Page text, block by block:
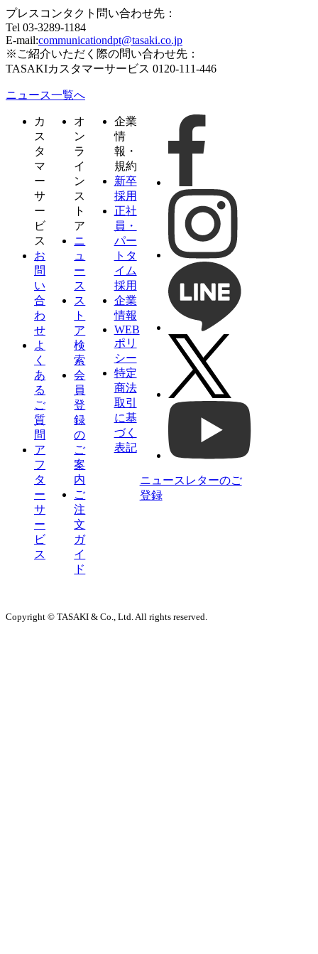
プレスコンタクト問い合わせ先：
Tel 03-3289-1184
E-mail:communicationdpt@tasaki.co.jp
※ご紹介いただく際の問い合わせ先：
TASAKIカスタマーサービス 0120-111-446
ニュース一覧へ
カ
ス
タ
マ
ー
サ
ー
ビ
ス
お
問
い
合
わ
せ
よ
く
あ
る
ご
質
問
ア
フ
タ
ー
サ
ー
ビ
ス
オ
ン
ラ
イ
ン
ス
ト
ア
ニ
ュ
ー
ス
ス
ト
ア
検
索
会
員
登
録
の
ご
案
内
ご
注
文
ガ
イ
ド
企業
情
報・
規約
新卒
採用
正社
員・
パー
トタ
イム
採用
企業
情報
WEB
ポリ
シー
特定
商法
取引
に基
づく
表記
ニュースレターのご
登録
Copyright © TASAKI & Co., Ltd. All rights reserved.